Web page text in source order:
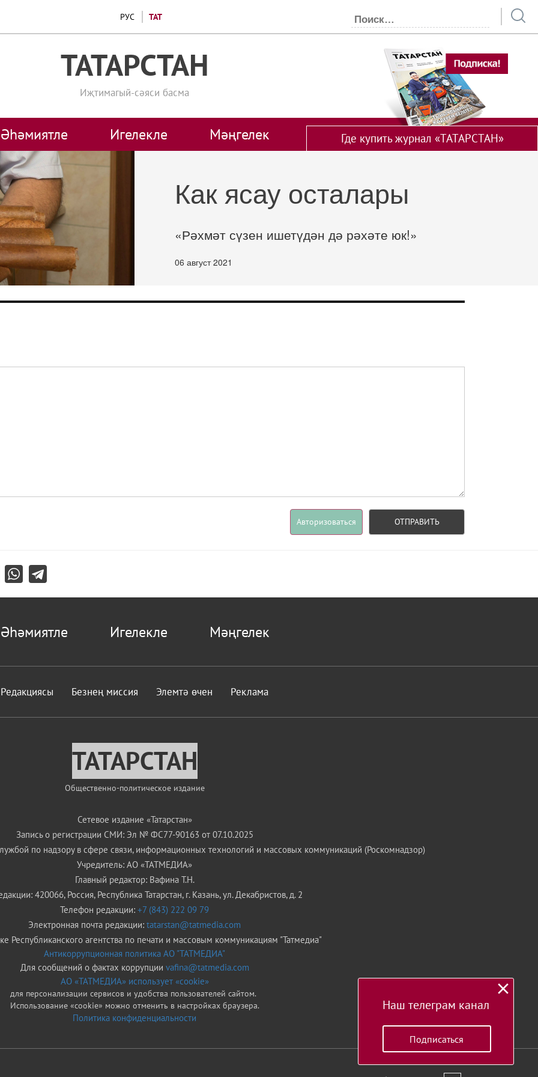
РУС ТАТ
ТАТАРСТАН
Иҗтимагый-сәяси басма
Әһәмиятле Игелекле Мәңгелек Где купить журнал «ТАТАРСТАН»
Как ясау осталары
«Рәхмәт сүзен ишетүдән дә рәхәте юк!»
06 август 2021
Авторизоваться ОТПРАВИТЬ
Әһәмиятле Игелекле Мәңгелек
Редакциясы Безнең миссия Элемтә өчен Реклама
ТАТАРСТАН
Общественно-политическое издание
Сетевое издание «Татарстан»
Запись о регистрации СМИ: Эл № ФС77-90163 от 07.10.2025
по надзору в сфере связи, информационных технологий и массовых коммуникаций (Роскомнадзор)
Учредитель: АО «ТАТМЕДИА»
Главный редактор: Вафина Т.Н.
420066, Россия, Республика Татарстан, г. Казань, ул. Декабристов, д. 2
Телефон редакции: +7 (843) 222 09 79
Электронная почта редакции: tatarstan@tatmedia.com
Республиканского агентства по печати и массовым коммуникациям "Татмедиа"
Антикоррупционная политика АО "ТАТМЕДИА"
Для сообщений о фактах коррупции vafina@tatmedia.com
АО «ТАТМЕДИА» использует «cookie»
для персонализации сервисов и удобства пользователей сайтом.
Использование «cookie» можно отменить в настройках браузера.
Политика конфиденциальности
Наш телеграм канал
Подписаться